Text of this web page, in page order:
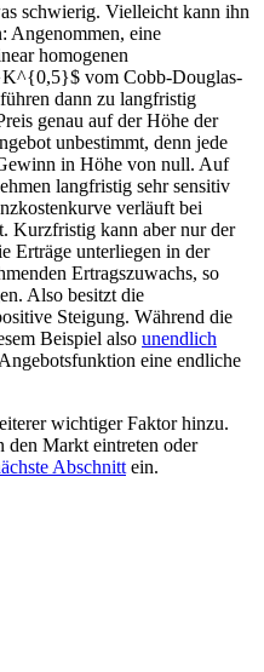
schwierig. Vielleicht kann ihn
Angenommen, eine
homogenen
vom Cobb-Douglas-
führen dann zu langfristig
genau auf der Höhe der
unbestimmt, denn jede
in Höhe von null. Auf
langfristig sehr sensitiv
verläuft bei
Kurzfristig kann aber nur der
Erträge unterliegen in der
Ertragszuwachs, so
Also besitzt die
Steigung. Während die
Beispiel also unendlich
eine endliche
wichtiger Faktor hinzu.
Markt eintreten oder
Abschnitt ein.